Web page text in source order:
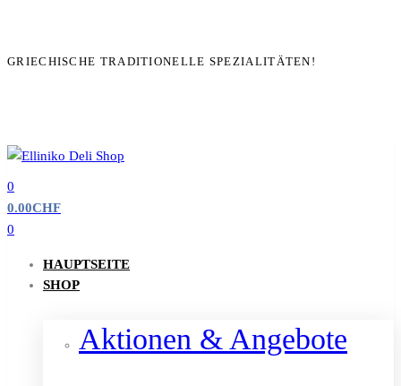
GRIECHISCHE TRADITIONELLE SPEZIALITÄTEN!
0
0.00CHF
0
HAUPTSEITE
SHOP
Aktionen & Angebote